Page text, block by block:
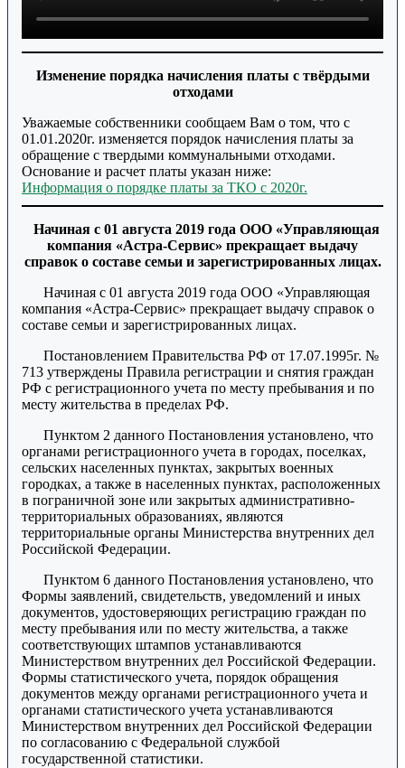
Изменение порядка начисления платы с твёрдыми
отходами
Уважаемые собственники сообщаем Вам о том, что с
01.01.2020г. изменяется порядок начисления платы за
обращение с твердыми коммунальными отходами.
Основание и расчет платы указан ниже:
Информация о порядке платы за ТКО с 2020г.
Начиная с 01 августа 2019 года ООО «Управляющая
компания «Астра-Сервис» прекращает выдачу
справок о составе семьи и зарегистрированных лицах.
Начиная с 01 августа 2019 года ООО «Управляющая
компания «Астра-Сервис» прекращает выдачу справок о
составе семьи и зарегистрированных лицах.
Постановлением Правительства РФ от 17.07.1995г. №
713 утверждены Правила регистрации и снятия граждан
РФ с регистрационного учета по месту пребывания и по
месту жительства в пределах РФ.
Пунктом 2 данного Постановления установлено, что
органами регистрационного учета в городах, поселках,
сельских населенных пунктах, закрытых военных
городках, а также в населенных пунктах, расположенных
в пограничной зоне или закрытых административно-
территориальных образованиях, являются
территориальные органы Министерства внутренних дел
Российской Федерации.
Пунктом 6 данного Постановления установлено, что
Формы заявлений, свидетельств, уведомлений и иных
документов, удостоверяющих регистрацию граждан по
месту пребывания или по месту жительства, а также
соответствующих штампов устанавливаются
Министерством внутренних дел Российской Федерации.
Формы статистического учета, порядок обращения
документов между органами регистрационного учета и
органами статистического учета устанавливаются
Министерством внутренних дел Российской Федерации
по согласованию с Федеральной службой
государственной статистики.